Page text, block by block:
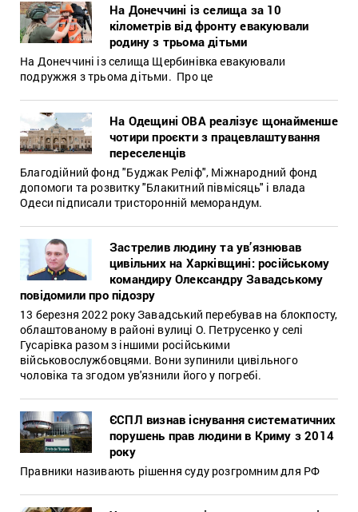
На Донеччині із селища за 10
кілометрів від фронту евакуювали
родину з трьома дітьми
На Донеччині із селища Щербинівка евакуювали
подружжя з трьома дітьми. Про це
На Одещині ОВА реалізує щонайменше
чотири проєкти з працевлаштування
переселенців
Благодійний фонд "Буджак Реліф", Міжнародний фонд
допомоги та розвитку "Блакитний півмісяць" і влада
Одеси підписали тристоронній меморандум.
Застрелив людину та ув’язнював
цивільних на Харківщині: російському
командиру Олександру Завадському
повідомили про підозру
13 березня 2022 року Завадський перебував на блокпосту,
облаштованому в районі вулиці О. Петрусенко у селі
Гусарівка разом з іншими російськими
військовослужбовцями. Вони зупинили цивільного
чоловіка та згодом ув'язнили його у погребі.
ЄСПЛ визнав існування систематичних
порушень прав людини в Криму з 2014
року
Правники називають рішення суду розгромним для РФ